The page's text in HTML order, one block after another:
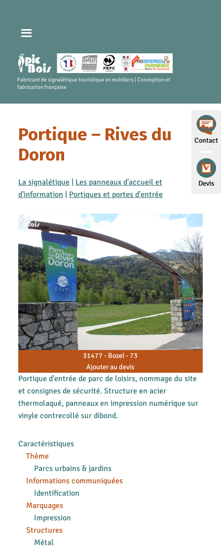
Contact
Devis
Fabricant de signalétique touristique et mobiliers | Conception et
fabrication française
Portique – Rives du
Doron
La signalétique| Les panneaux d'accueil et
d'information | Portiques et portes d'entrée
31477 - Bozel - 73
Ajouter au devis
Portique d'entrée de parc de loisirs, nommage du site
et consignes de sécurité. Structure en acier
thermolaqué, panneaux en impression numérique sur
vinyle contrecollé sur dibond.
Caractéristiques
Thème
Parcs urbains & jardins
Informations communiquées
Identification
Marquages
Impression
Structures
Métal